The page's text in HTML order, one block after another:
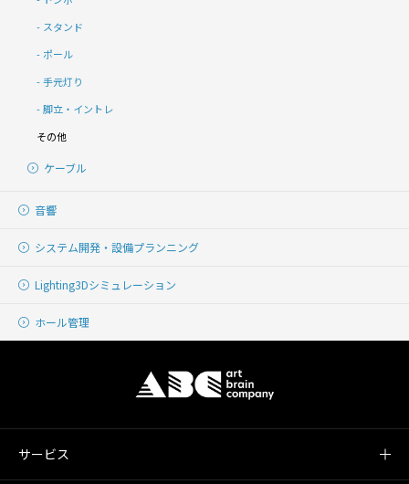
スタンド
ポール
手元灯り
脚立・イントレ
その他
ケーブル
音響
システム開発・ 設備プランニング
Lighting3Dシミュレーション
ホール管理
サービス